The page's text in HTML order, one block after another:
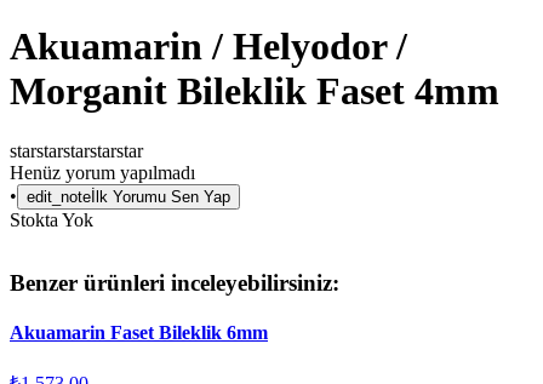
Akuamarin / Helyodor /
Morganit Bileklik Faset 4mm
starstarstarstarstar
Henüz yorum yapılmadı
• edit_note İlk Yorumu Sen Yap
Stokta Yok
Benzer ürünleri inceleyebilirsiniz:
Akuamarin Faset Bileklik 6mm